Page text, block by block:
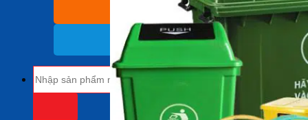
(Nhận báo giá sỉ)
18009485
(Miễn cước cuộc gọi)
kiếm: